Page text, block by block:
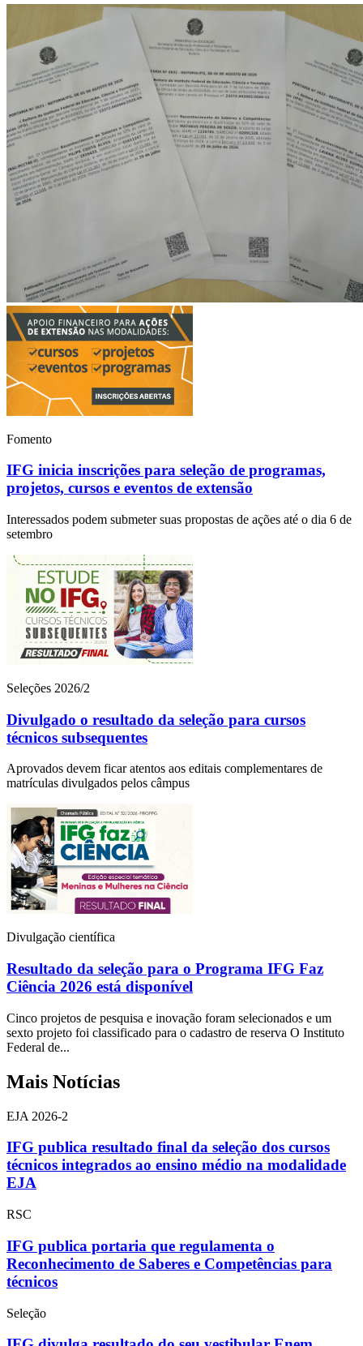
Fomento
IFG inicia inscrições para seleção de programas,
projetos, cursos e eventos de extensão
Interessados podem submeter suas propostas de ações até o dia 6 de
setembro
Seleções 2026/2
Divulgado o resultado da seleção para cursos
técnicos subsequentes
Aprovados devem ficar atentos aos editais complementares de
matrículas divulgados pelos câmpus
Divulgação científica
Resultado da seleção para o Programa IFG Faz
Ciência 2026 está disponível
Cinco projetos de pesquisa e inovação foram selecionados e um
sexto projeto foi classificado para o cadastro de reserva O Instituto
Federal de...
Mais Notícias
EJA 2026-2
IFG publica resultado final da seleção dos cursos
técnicos integrados ao ensino médio na modalidade
EJA
RSC
IFG publica portaria que regulamenta o
Reconhecimento de Saberes e Competências para
técnicos
Seleção